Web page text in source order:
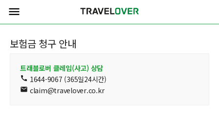
menu
보험금 청구 안내
트래블로버 클레임(사고) 상담
call 1644-9067 (365일24시간)
mail claim@travelover.co.kr